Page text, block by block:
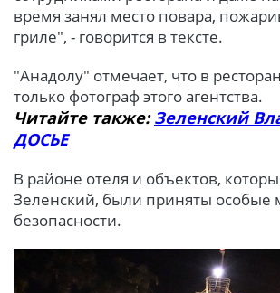
время занял место повара,
гриле", - говорится в тексте.
"Анадолу" отмечает, что в
только фотограф этого агентства.
Читайте также:Зеленский
ДОСЬЕ
В районе отеля и объектов,
Зеленский, были приняты особые
безопасности.